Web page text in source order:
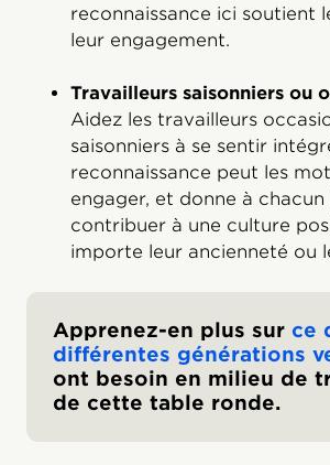
reconnaissance ici soutient
leur engagement.
Travailleurs saisonniers ou
Aidez les travailleurs
saisonniers à se sentir
reconnaissance peut les
engager, et donne à
contribuer à une culture
importe leur ancienneté ou
Apprenez-en plus sur ce
différentes générations
ont besoin en milieu de
de cette table ronde.